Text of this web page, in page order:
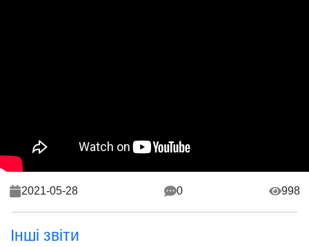
2021-05-28 0 998
Інші звіти